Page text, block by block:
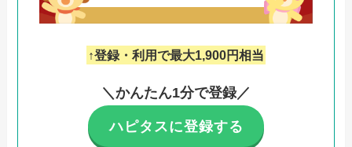
↑登録・利用で最大1,900円相当
＼かんたん1分で登録／
ハピタスに登録する